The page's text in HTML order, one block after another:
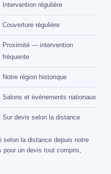
Intervention régulière
Couverture régulière
Proximité — intervention
fréquente
Notre région historique
Salons et événements nationaux
Sur devis selon la distance
selon la distance depuis notre
un devis tout compris,